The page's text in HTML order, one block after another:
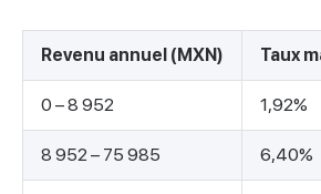
Revenu annuel (MXN) Taux
0 – 8 952 1,92%
8 952 – 75 985 6,40%